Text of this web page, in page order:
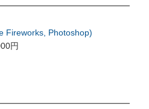
Fireworks, Photoshop)
円